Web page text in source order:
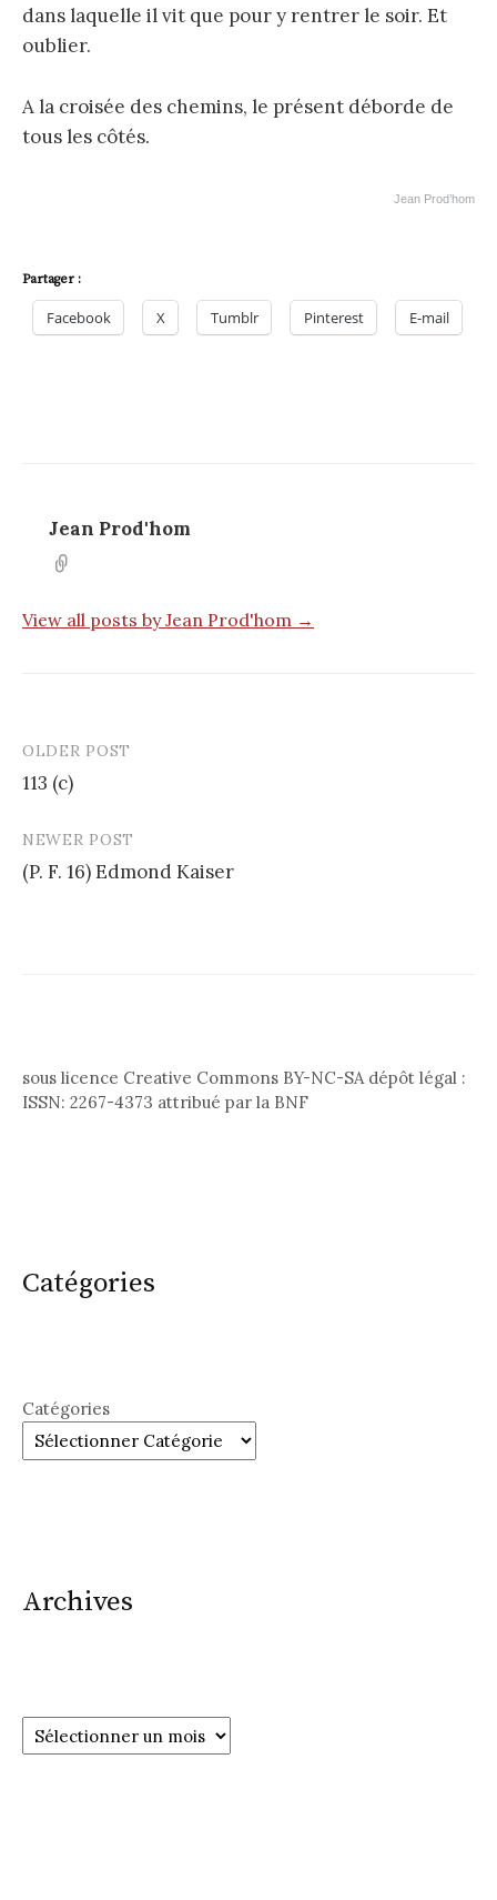
dans laquelle il vit que pour y rentrer le soir. Et
oublier.
A la croisée des chemins, le présent déborde de
tous les côtés.
Jean Prod’hom
Partager :
Facebook X Tumblr Pinterest E-mail
Jean Prod'hom
View all posts by Jean Prod'hom →
Post
navigation
OLDER POST
113 (c)
NEWER POST
(P. F. 16) Edmond Kaiser
sous licence Creative Commons BY-NC-SA dépôt légal :
ISSN: 2267-4373 attribué par la BNF
Catégories
Catégories
Archives
Archives